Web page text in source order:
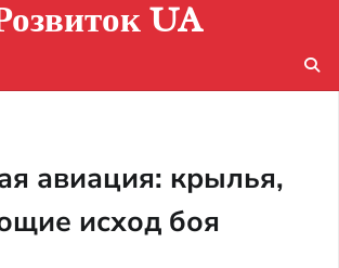
UA
авиация: крылья,
исход боя